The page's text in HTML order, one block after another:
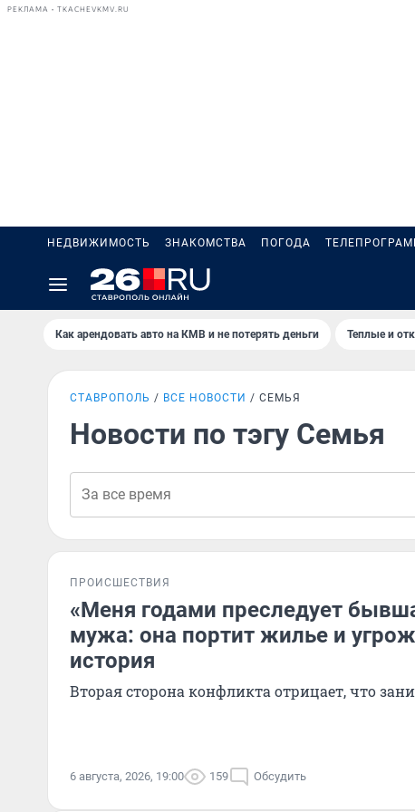
РЕКЛАМА • TKACHEVKMV.RU
НЕДВИЖИМОСТЬ ЗНАКОМСТВА ПОГОДА
Как арендовать авто на КМВ и не потерять деньги Теплые и
СТАВРОПОЛЬ ВСЕ НОВОСТИ СЕМЬЯ
Новости по тэгу Семья
ПРОИСШЕСТВИЯ
«Меня годами преследует
мужа: она портит жилье и
история
Вторая сторона конфликта отрицает, что
6 августа, 2026, 19:00 159 Обсудить